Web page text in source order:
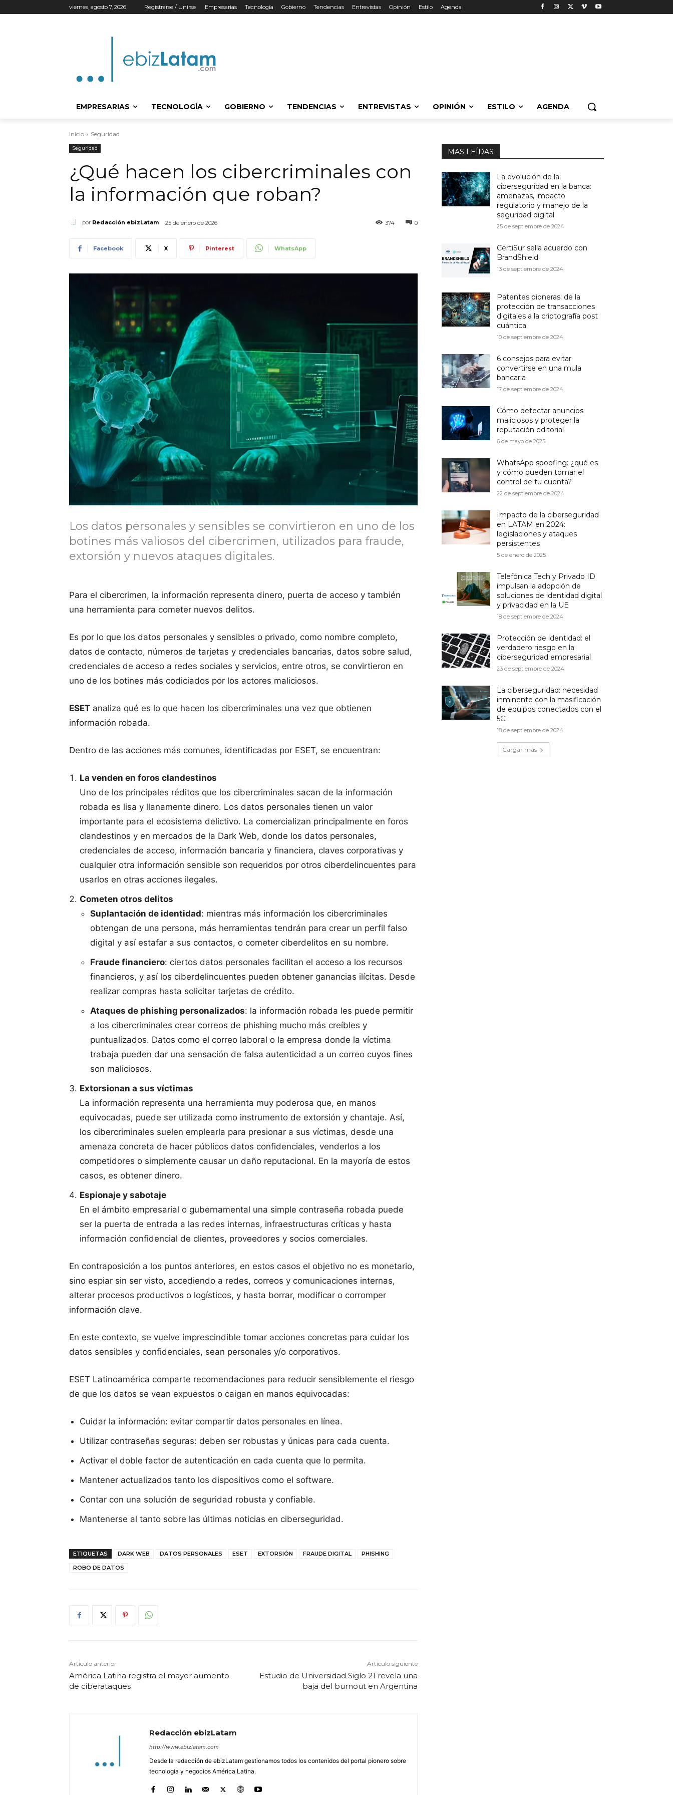
viernes, agosto 7, 2026 Registrarse / Unirse Empresarias Tecnología Gobierno Tendencias Entrevistas Opinión Estilo Agenda
EMPRESARIAS TECNOLOGÍA GOBIERNO TENDENCIAS ENTREVISTAS OPINIÓN ESTILO AGENDA
Inicio Seguridad
Seguridad
¿Qué hacen los cibercriminales con
la información que roban?
por Redacción ebizLatam 25 de enero de 2026 0
374
Facebook X Pinterest WhatsApp
Los datos personales y sensibles se convirtieron en uno de los
botines más valiosos del cibercrimen, utilizados para fraude,
extorsión y nuevos ataques digitales.
Para el cibercrimen, la información representa dinero, puerta de acceso y también
una herramienta para cometer nuevos delitos.
Es por lo que los datos personales y sensibles o privado, como nombre completo,
datos de contacto, números de tarjetas y credenciales bancarias, datos sobre salud,
credenciales de acceso a redes sociales y servicios, entre otros, se convirtieron en
uno de los botines más codiciados por los actores maliciosos.
ESET analiza qué es lo que hacen los cibercriminales una vez que obtienen
información robada.
Dentro de las acciones más comunes, identificadas por ESET, se encuentran:
La venden en foros clandestinos
Uno de los principales réditos que los cibercriminales sacan de la información
robada es lisa y llanamente dinero. Los datos personales tienen un valor
importante para el ecosistema delictivo. La comercializan principalmente en foros
clandestinos y en mercados de la Dark Web, donde los datos personales,
credenciales de acceso, información bancaria y financiera, claves corporativas y
cualquier otra información sensible son requeridos por otros ciberdelincuentes para
usarlos en otras acciones ilegales.
Cometen otros delitos
Suplantación de identidad: mientras más información los cibercriminales
obtengan de una persona, más herramientas tendrán para crear un perfil falso
digital y así estafar a sus contactos, o cometer ciberdelitos en su nombre.
Fraude financiero: ciertos datos personales facilitan el acceso a los recursos
financieros, y así los ciberdelincuentes pueden obtener ganancias ilícitas. Desde
realizar compras hasta solicitar tarjetas de crédito.
Ataques de phishing personalizados: la información robada les puede permitir
a los cibercriminales crear correos de phishing mucho más creíbles y
puntualizados. Datos como el correo laboral o la empresa donde la víctima
trabaja pueden dar una sensación de falsa autenticidad a un correo cuyos fines
son maliciosos.
Extorsionan a sus víctimas
La información representa una herramienta muy poderosa que, en manos
equivocadas, puede ser utilizada como instrumento de extorsión y chantaje. Así,
los cibercriminales suelen emplearla para presionar a sus víctimas, desde una
amenaza concreta de hacer públicos datos confidenciales, venderlos a los
competidores o simplemente causar un daño reputacional. En la mayoría de estos
casos, es obtener dinero.
Espionaje y sabotaje
En el ámbito empresarial o gubernamental una simple contraseña robada puede
ser la puerta de entrada a las redes internas, infraestructuras críticas y hasta
información confidencial de clientes, proveedores y socios comerciales.
En contraposición a los puntos anteriores, en estos casos el objetivo no es monetario,
sino espiar sin ser visto, accediendo a redes, correos y comunicaciones internas,
alterar procesos productivos o logísticos, y hasta borrar, modificar o corromper
información clave.
En este contexto, se vuelve imprescindible tomar acciones concretas para cuidar los
datos sensibles y confidenciales, sean personales y/o corporativos.
ESET Latinoamérica comparte recomendaciones para reducir sensiblemente el riesgo
de que los datos se vean expuestos o caigan en manos equivocadas:
Cuidar la información: evitar compartir datos personales en línea.
Utilizar contraseñas seguras: deben ser robustas y únicas para cada cuenta.
Activar el doble factor de autenticación en cada cuenta que lo permita.
Mantener actualizados tanto los dispositivos como el software.
Contar con una solución de seguridad robusta y confiable.
Mantenerse al tanto sobre las últimas noticias en ciberseguridad.
ETIQUETAS DARK WEB DATOS PERSONALES ESET EXTORSIÓN FRAUDE DIGITAL
PHISHING
ROBO DE DATOS
Artículo anterior
América Latina registra el mayor aumento
de ciberataques
Artículo siguiente
Estudio de Universidad Siglo 21 revela una
baja del burnout en Argentina
Redacción ebizLatam
http://www.ebizlatam.com
Desde la redacción de ebizLatam gestionamos todos los contenidos del portal pionero sobre
tecnología y negocios América Latina.
MAS LEÍDAS
La evolución de la
ciberseguridad en la banca:
amenazas, impacto
regulatorio y manejo de la
seguridad digital
25 de septiembre de 2024
CertiSur sella acuerdo con
BrandShield
13 de septiembre de 2024
Patentes pioneras: de la
protección de transacciones
digitales a la criptografía post
cuántica
10 de septiembre de 2024
6 consejos para evitar
convertirse en una mula
bancaria
17 de septiembre de 2024
Cómo detectar anuncios
maliciosos y proteger la
reputación editorial
6 de mayo de 2025
WhatsApp spoofing: ¿qué es
y cómo pueden tomar el
control de tu cuenta?
22 de septiembre de 2024
Impacto de la ciberseguridad
en LATAM en 2024:
legislaciones y ataques
persistentes
5 de enero de 2025
Telefónica Tech y Privado ID
impulsan la adopción de
soluciones de identidad digital
y privacidad en la UE
18 de septiembre de 2024
Protección de identidad: el
verdadero riesgo en la
ciberseguridad empresarial
23 de septiembre de 2024
La ciberseguridad: necesidad
inminente con la masificación
de equipos conectados con el
5G
18 de septiembre de 2024
Cargar más